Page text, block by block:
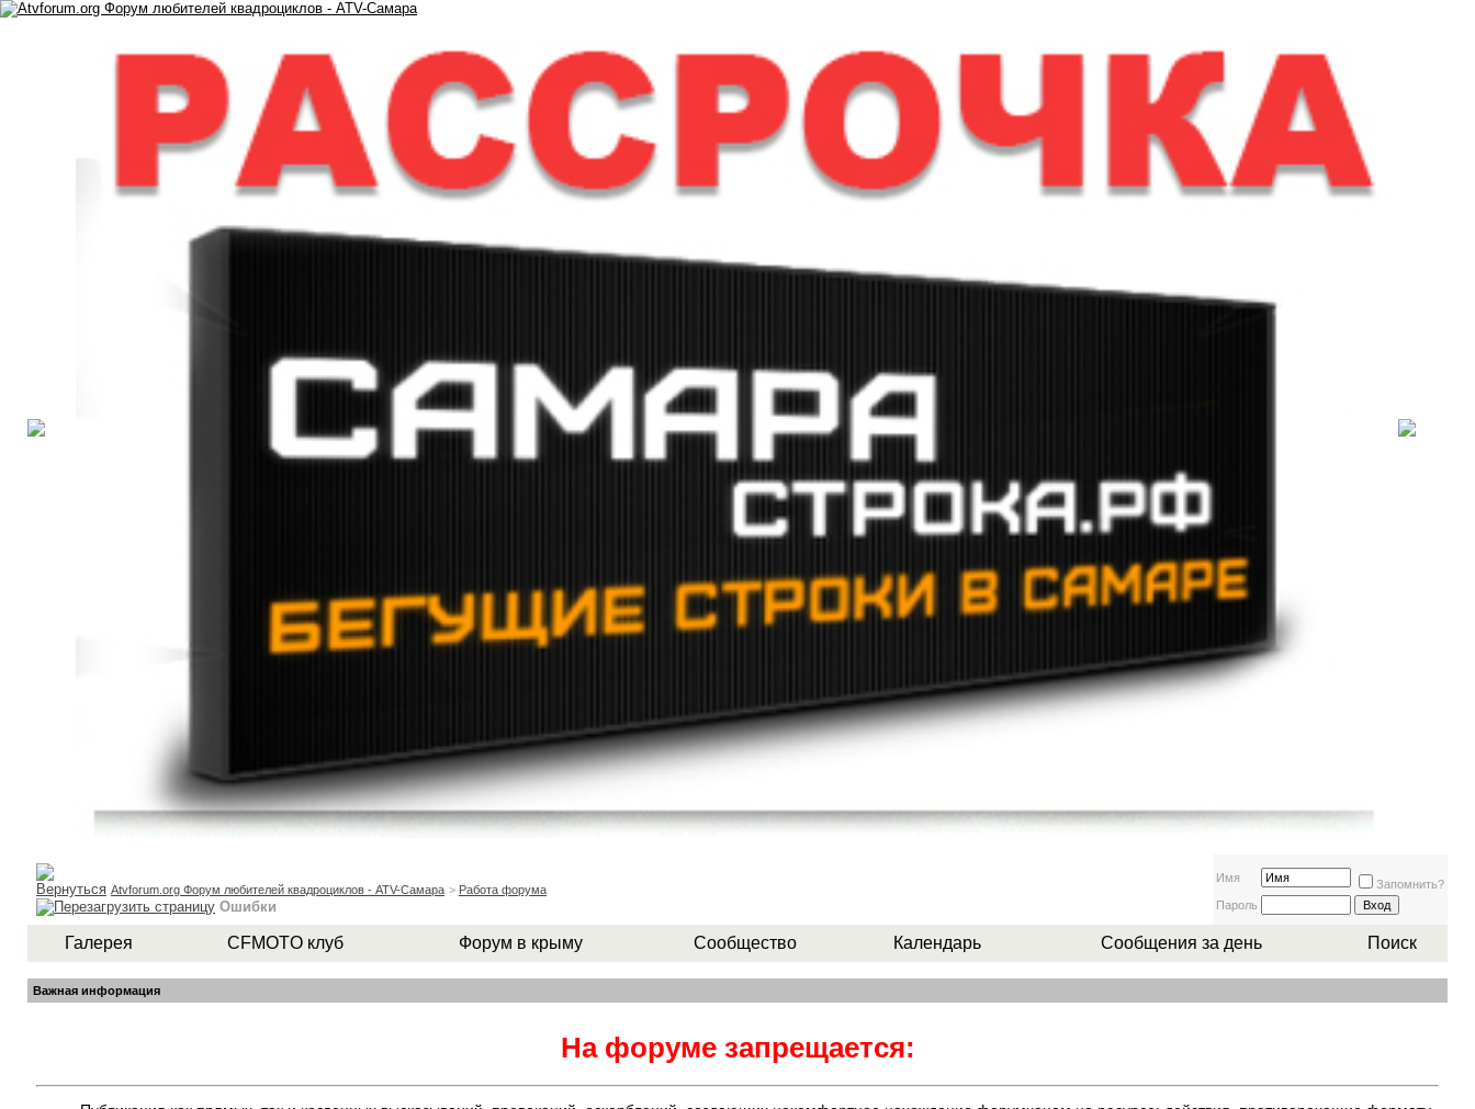
Atvforum.org Форум любителей квадроциклов - ATV-Самара > Работа форума
Ошибки
Имя
Запомнить?
Пароль
Галерея CFMOTO клуб Форум в крыму Сообщество Календарь Сообщения за день Поиск
Важная информация
На форуме запрещается: